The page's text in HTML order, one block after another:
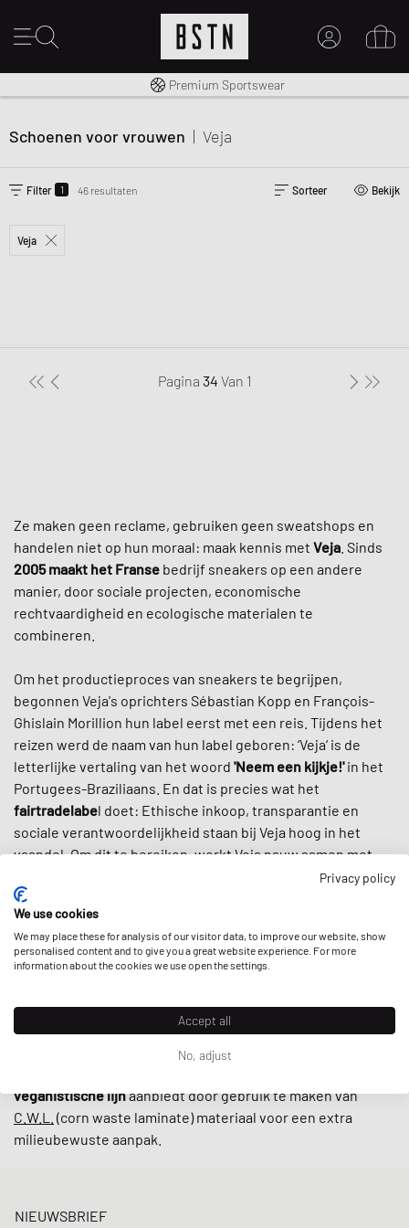
MIJN ACCOUNT
MAAK EEN ACCOUNT AAN
Gratis verzending naar NL vanaf € 100
Premium Sportswear
Schoenen voor vrouwen | Veja
Filter 1 46 resultaten Sorteer Bekijk
Veja
Pagina 34 Van 1
Ze maken geen reclame, gebruiken geen sweatshops en
handelen niet op hun moraal: maak kennis met Veja . Sinds
2005 maakt het Franse bedrijf sneakers op een andere
manier, door sociale projecten, economische
rechtvaardigheid en ecologische materialen te
combineren.
Om het productieproces van sneakers te begrijpen,
begonnen Veja's oprichters Sébastian Kopp en François-
Ghislain Morillion hun label eerst met een reis. Tijdens het
reizen werd de naam van hun label geboren: ‘Veja‘ is de
letterlijke vertaling van het woord 'Neem een kijkje!'in het
Portugees-Braziliaans. En dat is precies wat het
fairtradelabel doet: Ethische inkoop, transparantie en
sociale verantwoordelijkheid staan bij Veja hoog in het
vaandel. Om dit te bereiken, werkt Veja nauw samen met
handelspraktijken, waarbij ernaar wordt gestreefd de
gemeenschappen te ondersteunen
vangeüpcyclede en duurzaam geproduceerde materialen
zoals biologisch katoen en wild rubber.
Met retro-geïnspireerde ontwerpen en minimalistische
laaggesneden modellen zoals deV-10
van Veja tegenwoordig onmisbaar op straat. De kers op de
veganistische lijnaanbiedt door gebruik te maken van
C.W.L.
(corn waste laminate) materiaal voor een extra
milieubewuste aanpak.
NIEUWSBRIEF
Privacy policy
We use cookies
We may place these for analysis of our visitor data, to improve our website, show
personalised content and to give you a great website experience. For more
information about the cookies we use open the settings.
Accept all
No, adjust